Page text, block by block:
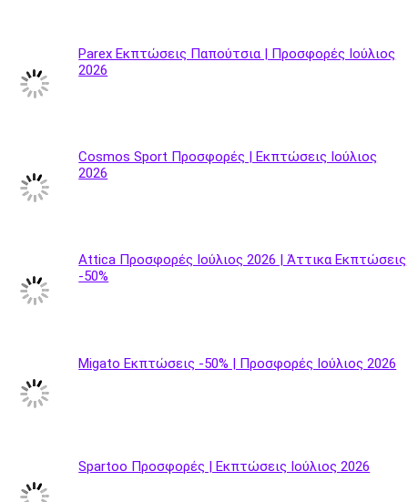
Parex Εκπτώσεις Παπούτσια | Προσφορές Ιούλιος
2026
Cosmos Sport Προσφορές | Εκπτώσεις Ιούλιος
2026
Attica Προσφορές Ιούλιος 2026 | Άττικα Εκπτώσεις
-50%
Migato Εκπτώσεις -50% | Προσφορές Ιούλιος 2026
Spartoo Προσφορές | Εκπτώσεις Ιούλιος 2026